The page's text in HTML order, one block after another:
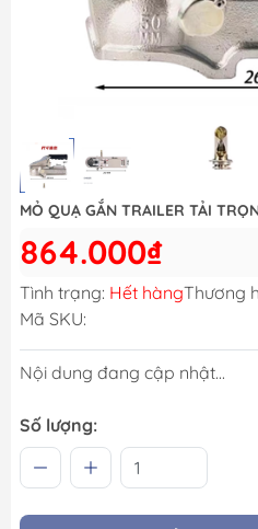
MỎ QUẠ GẮN TRAILER TẢI
864.000₫
Tình trạng: Hết hàngThương
Mã SKU:
Nội dung đang cập nhật...
Số lượng: